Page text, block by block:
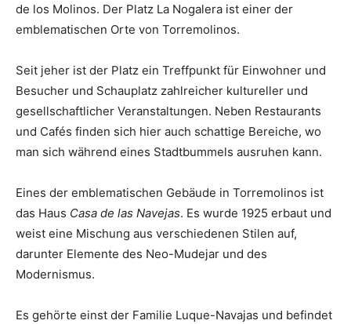
de los Molinos. Der Platz La Nogalera ist einer der
emblematischen Orte von Torremolinos.
Seit jeher ist der Platz ein Treffpunkt für Einwohner und
Besucher und Schauplatz zahlreicher kultureller und
gesellschaftlicher Veranstaltungen. Neben Restaurants
und Cafés finden sich hier auch schattige Bereiche, wo
man sich während eines Stadtbummels ausruhen kann.
Eines der emblematischen Gebäude in Torremolinos ist
das Haus Casa de las Navejas. Es wurde 1925 erbaut und
weist eine Mischung aus verschiedenen Stilen auf,
darunter Elemente des Neo-Mudejar und des
Modernismus.
Es gehörte einst der Familie Luque-Navajas und befindet